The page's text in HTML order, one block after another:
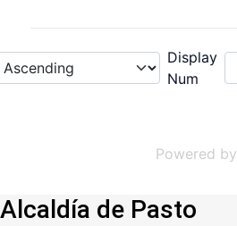
Display
Num
Powered by
Alcaldía de Pasto